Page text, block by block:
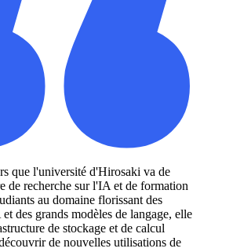
que l'université d'Hirosaki va de
de recherche sur l'IA et de formation
au domaine florissant des
des grands modèles de langage, elle
de stockage et de calcul
de nouvelles utilisations de